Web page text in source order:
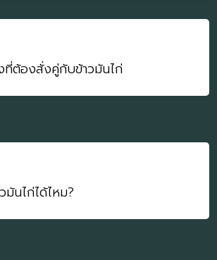
ที่ต้องสั่งคู่กับข้าวมันไก่
นไก่ได้ไหม?